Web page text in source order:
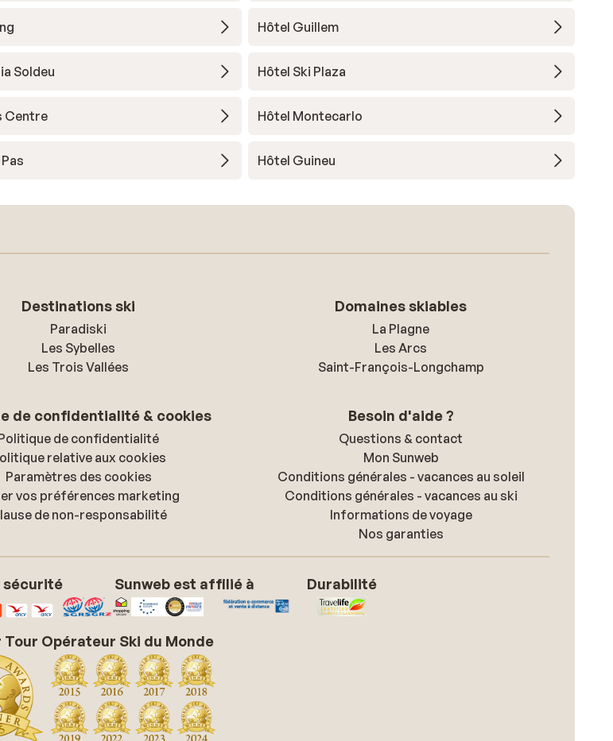
Hôtel Guillem
Soldeu Hôtel Ski Plaza
Centre Hôtel Montecarlo
Hôtel Guineu
Destinations ski
Paradiski
Les Sybelles
Les Trois Vallées
Domaines skiables
La Plagne
Les Arcs
Saint-François-Longchamp
de confidentialité & cookies
de confidentialité
relative aux cookies
Paramètres des cookies
vos préférences marketing
de non-responsabilité
Besoin d'aide ?
Questions & contact
Mon Sunweb
Conditions générales - vacances au soleil
Conditions générales - vacances au ski
Informations de voyage
Nos garanties
sécurité Sunweb est affilié à Durabilité
Tour Opérateur Ski du Monde